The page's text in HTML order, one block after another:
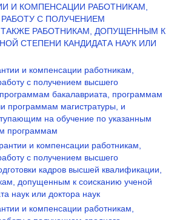
И КОМПЕНСАЦИИ РАБОТНИКАМ,
С ПОЛУЧЕНИЕМ
ТАКЖЕ РАБОТНИКАМ, ДОПУЩЕННЫМ К
СТЕПЕНИ КАНДИДАТА НАУК ИЛИ
и компенсации работникам,
с получением высшего
бакалавриата, программам
программам магистратуры, и
на обучение по указанным
программам
и компенсации работникам,
с получением высшего
кадров высшей квалификации,
допущенным к соисканию ученой
наук или доктора наук
и компенсации работникам,